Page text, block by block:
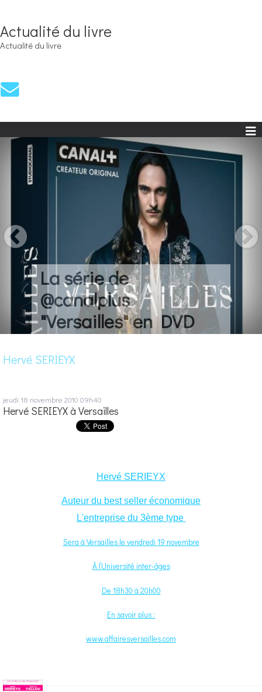
Actualité du livre
Actualité du livre
La série de
@canalplus
"Versailles" en DVD
Hervé SERIEYX
jeudi 18 novembre 2010 09h40
Hervé SERIEYX à Versailles
Hervé SERIEYX
Auteur du best seller économique
L'entreprise du 3ème type
Sera à Versailles le vendredi 19 novembre
À l’Université inter-âges
De 18h30 à 20h00
En savoir plus :
www.affairesversailles.com